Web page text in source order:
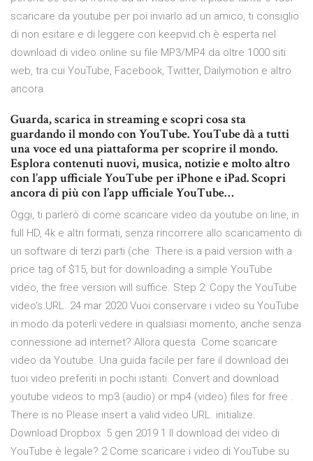
scaricare da youtube per poi inviarlo ad un amico, ti consiglio
di non esitare e di leggere con keepvid.ch è esperta nel
download di video online su file MP3/MP4 da oltre 1000 siti
web, tra cui YouTube, Facebook, Twitter, Dailymotion e altro
ancora.
‎Guarda, scarica in streaming e scopri cosa sta
guardando il mondo con YouTube. YouTube dà a tutti
una voce ed una piattaforma per scoprire il mondo.
Esplora contenuti nuovi, musica, notizie e molto altro
con l’app ufficiale YouTube per iPhone e iPad. Scopri
ancora di più con l’app ufficiale YouTube…
Oggi, ti parlerò di come scaricare video da youtube on line, in
full HD, 4k e altri formati, senza rincorrere allo scaricamento di
un software di terzi parti (che There is a paid version with a
price tag of $15, but for downloading a simple YouTube
video, the free version will suffice. Step 2: Copy the YouTube
video's URL. 24 mar 2020 Vuoi conservare i video su YouTube
in modo da poterli vedere in qualsiasi momento, anche senza
connessione ad internet? Allora questa Come scaricare
video da Youtube. Una guida facile per fare il download dei
tuoi video preferiti in pochi istanti. Convert and download
youtube videos to mp3 (audio) or mp4 (video) files for free .
There is no Please insert a valid video URL. initialize.
Download Dropbox 5 gen 2019 1 Il download dei video di
YouTube è legale? 2 Come scaricare i video di YouTube su